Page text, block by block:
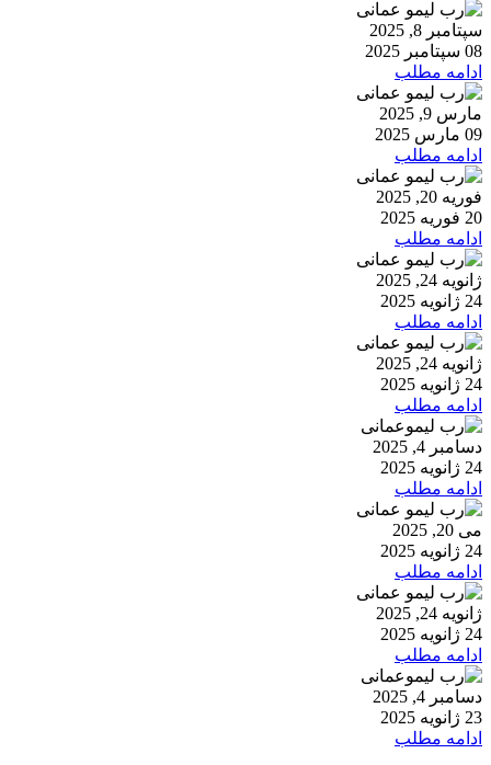
سپتامبر 8, 2025
08 سپتامبر 2025
ادامه مطلب
مارس 9, 2025
09 مارس 2025
ادامه مطلب
فوریه 20, 2025
20 فوریه 2025
ادامه مطلب
ژانویه 24, 2025
24 ژانویه 2025
ادامه مطلب
ژانویه 24, 2025
24 ژانویه 2025
ادامه مطلب
دسامبر 4, 2025
24 ژانویه 2025
ادامه مطلب
می 20, 2025
24 ژانویه 2025
ادامه مطلب
ژانویه 24, 2025
24 ژانویه 2025
ادامه مطلب
دسامبر 4, 2025
23 ژانویه 2025
ادامه مطلب